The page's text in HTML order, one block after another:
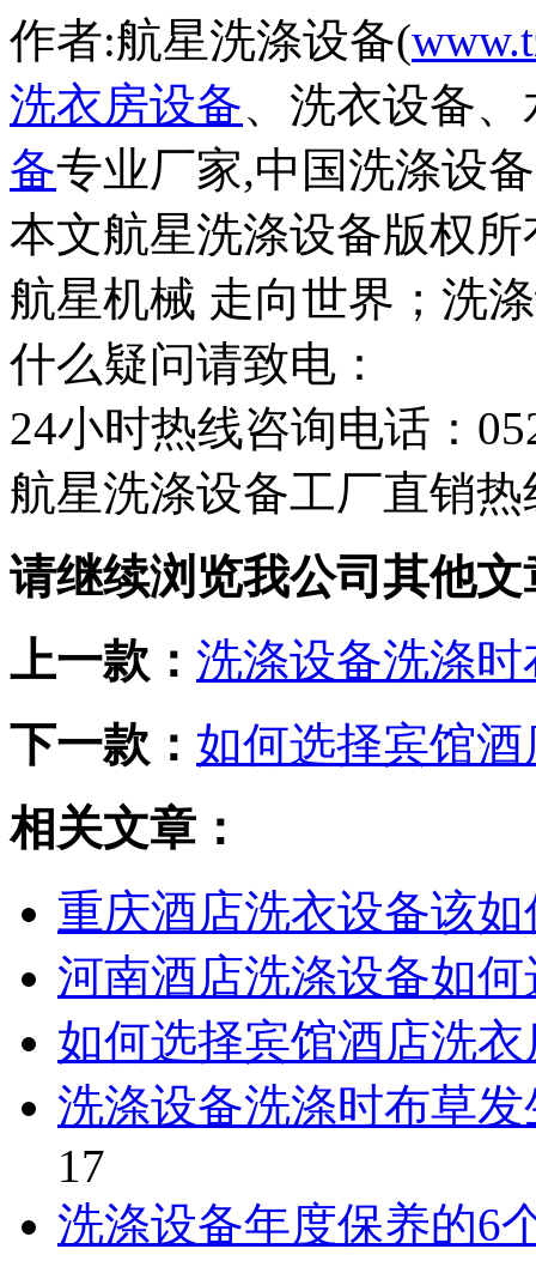
作者:航星洗涤设备(
洗衣房设备、洗衣设备
备专业厂家,中国洗涤设
本文航星洗涤设备版权
航星机械 走向世界；洗
什么疑问请致电：
24小时热线咨询电话：
航星洗涤设备工厂直销热
请继续浏览我公司其他文
上一款： 洗涤设备洗涤
下一款： 如何选择宾馆
相关文章：
重庆酒店洗衣设备该如
河南酒店洗涤设备如何
如何选择宾馆酒店洗衣
洗涤设备洗涤时布草
17
洗涤设备年度保养的6